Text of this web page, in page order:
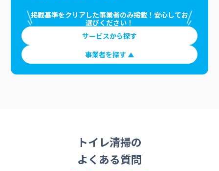
掲載基準をクリアした事業者のみ掲載！安心してお
選びください！
サービスから探す
事業者を探す
トイレ清掃の
よくある質問